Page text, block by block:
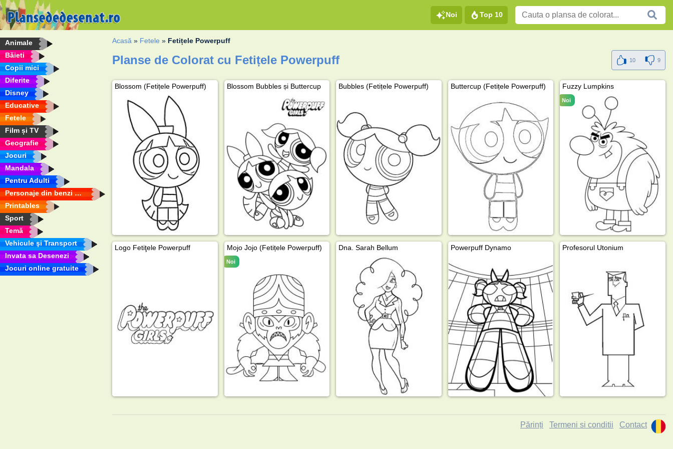
Noi Top 10
Animale
Băieti
Copii mici
Diferite
Disney
Educative
Fetele
Film și TV
Geografie
Jocuri
Mandala
Pentru Adulti
Personaje din benzi desenate
Printables
Sport
Temă
Vehicule şi Transport
Invata sa Desenezi
Jocuri online gratuite
Acasă » Fetele » Fetițele Powerpuff
Planse de Colorat cu Fetițele Powerpuff 10 9
Blossom (Fetițele Powerpuff) Blossom Bubbles și Buttercup Bubbles (Fetițele Powerpuff) Buttercup (Fetițele Powerpuff) Fuzzy Lumpkins
Noi
Logo Fetiţele Powerpuff Mojo Jojo (Fetițele Powerpuff)
Noi
Dna. Sarah Bellum Powerpuff Dynamo Profesorul Utonium
Părinți Termeni si conditii Contact